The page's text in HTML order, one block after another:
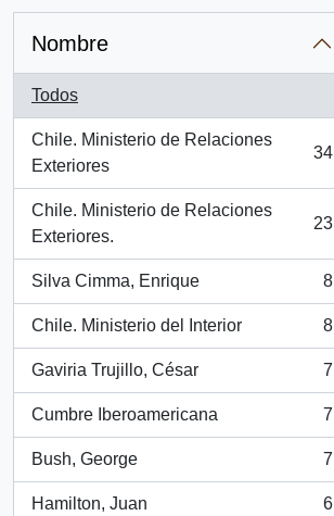
Nombre
Todos
Chile. Ministerio de Relaciones
Exteriores
, 34 resultados
34
Chile. Ministerio de Relaciones
Exteriores.
, 23 resultados
23
Silva Cimma, Enrique
, 8 resultados
8
Chile. Ministerio del Interior
, 8 resultados
8
Gaviria Trujillo, César
, 7 resultados
7
Cumbre Iberoamericana
, 7 resultados
7
Bush, George
, 7 resultados
7
Hamilton, Juan 6